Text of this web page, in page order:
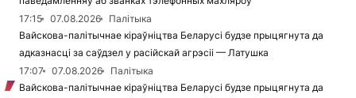
17:15
07.08.2026
Палітыка
Вайскова-палітычнае кіраўніцтва Беларусі будзе прыцягнута да
адказнасці за саўдзел у расійскай агрэсіі — Латушка
17:07
07.08.2026
Палітыка
Вайскова-палітычнае кіраўніцтва Беларусі будзе прыцягнута да